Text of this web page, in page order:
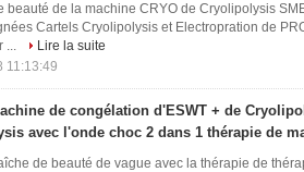
beauté de la machine CRYO de Cryolipolysis
Cartels Cryolipolysis et Electropration de
...
Lire la suite
11:13:49
de congélation d'ESWT + de
avec l'onde choc 2 dans 1 thérapie de
de beauté de vague avec la thérapie de